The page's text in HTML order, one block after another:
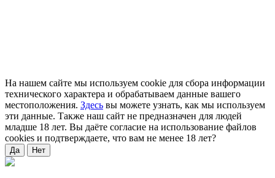
На нашем сайте мы используем cookie для сбора информации
технического характера и обрабатываем данные вашего
местоположения. Здесь вы можете узнать, как мы используем
эти данные. Также наш сайт не предназначен для людей
младше 18 лет. Вы даёте согласие на использование файлов
cookies и подтверждаете, что вам не менее 18 лет?
Да Нет